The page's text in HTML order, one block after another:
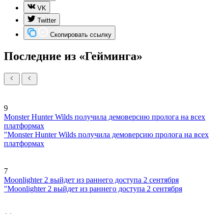
VK
Twitter
Скопировать ссылку
Последние из «Гейминга»
9
Monster Hunter Wilds получила демоверсию пролога на всех
платформах
"Monster Hunter Wilds получила демоверсию пролога на всех
платформах
7
Moonlighter 2 выйдет из раннего доступа 2 сентября
"Moonlighter 2 выйдет из раннего доступа 2 сентября